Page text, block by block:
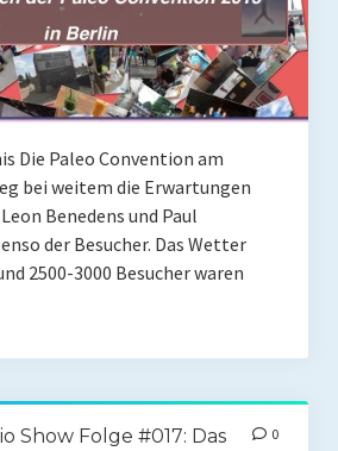
Die Paleo Convention am
bei weitem die Erwartungen
Benedens und Paul
der Besucher. Das Wetter
2500-3000 Besucher waren
Show Folge #017: Das
0